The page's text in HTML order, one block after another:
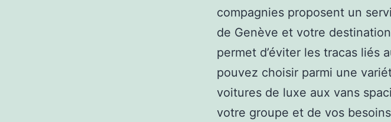
compagnies proposent un
de Genève et votre
permet d’éviter les tracas liés
pouvez choisir parmi une
voitures de luxe aux vans
votre groupe et de vos